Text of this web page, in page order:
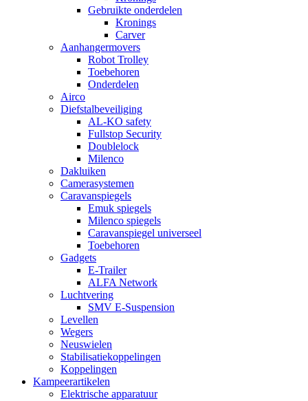
Gebruikte onderdelen
Kronings
Carver
Aanhangermovers
Robot Trolley
Toebehoren
Onderdelen
Airco
Diefstalbeveiliging
AL-KO safety
Fullstop Security
Doublelock
Milenco
Dakluiken
Camerasystemen
Caravanspiegels
Emuk spiegels
Milenco spiegels
Caravanspiegel universeel
Toebehoren
Gadgets
E-Trailer
ALFA Network
Luchtvering
SMV E-Suspension
Levellen
Wegers
Neuswielen
Stabilisatiekoppelingen
Koppelingen
Kampeerartikelen
Elektrische apparatuur